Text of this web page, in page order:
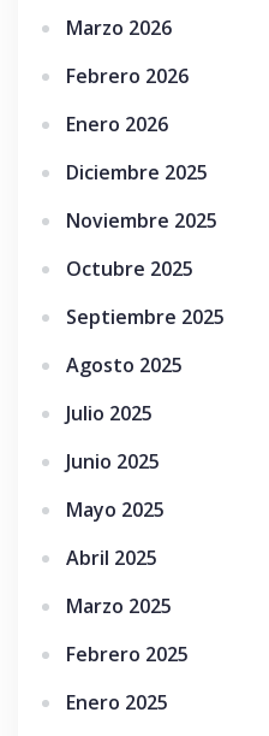
Marzo 2026
Febrero 2026
Enero 2026
Diciembre 2025
Noviembre 2025
Octubre 2025
Septiembre 2025
Agosto 2025
Julio 2025
Junio 2025
Mayo 2025
Abril 2025
Marzo 2025
Febrero 2025
Enero 2025